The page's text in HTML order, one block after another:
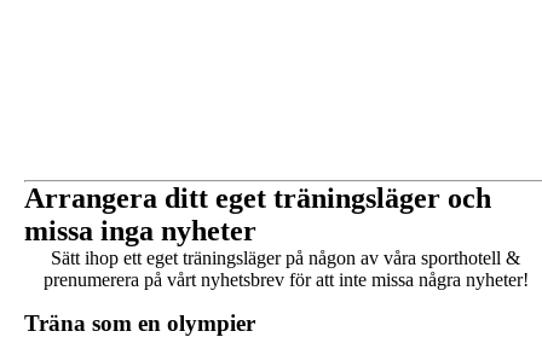
Arrangera ditt eget träningsläger och
missa inga nyheter
Sätt ihop ett eget träningsläger på någon av våra sporthotell &
prenumerera på vårt nyhetsbrev för att inte missa några nyheter!
Träna som en olympier